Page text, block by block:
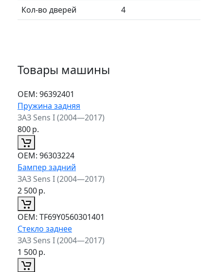
Кол-во дверей
4
Товары машины
ОЕМ: 96392401
Пружина задняя
ЗАЗ Sens I (2004—2017)
800р.
ОЕМ: 96303224
Бампер задний
ЗАЗ Sens I (2004—2017)
2 500р.
ОЕМ: TF69Y0560301401
Стекло заднее
ЗАЗ Sens I (2004—2017)
1 500р.